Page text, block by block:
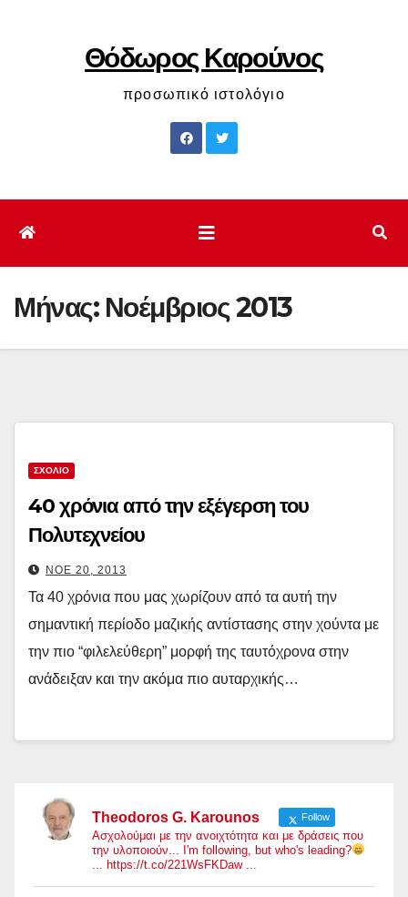
Θόδωρος Καρούνος
προσωπικό ιστολόγιο
Μήνας: Νοέμβριος 2013
ΣΧΟΛΙΟ
40 χρόνια από την εξέγερση του
Πολυτεχνείου
ΝΟΈ 20, 2013
Τα 40 χρόνια που μας χωρίζουν από τα αυτή την
σημαντική περίοδο μαζικής αντίστασης στην χούντα με
την πιο “φιλελεύθερη” μορφή της ταυτόχρονα στην
ανάδειξαν και την ακόμα πιο αυταρχικής…
Theodoros G. Karounos Follow
Ασχολούμαι με την ανοιχτότητα και με δράσεις που
την υλοποιούν... I'm following, but who's leading?
... https://t.co/221WsFKDaw ...